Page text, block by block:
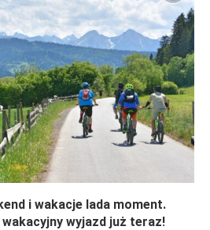
i wakacje lada moment.
wyjazd już teraz!